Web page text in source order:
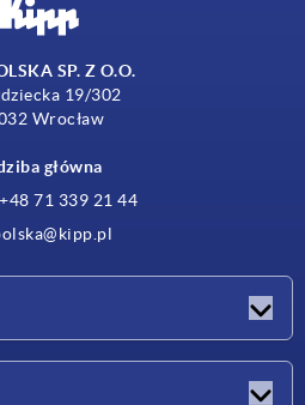
SP. Z O.O.
19/302
Wrocław
główna
71 339 21 44